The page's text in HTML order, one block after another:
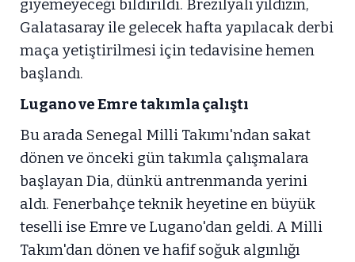
giyemeyeceği bildirildi. Brezilyalı yıldızın,
Galatasaray ile gelecek hafta yapılacak derbi
maça yetiştirilmesi için tedavisine hemen
başlandı.
Lugano ve Emre takımla çalıştı
Bu arada Senegal Milli Takımı'ndan sakat
dönen ve önceki gün takımla çalışmalara
başlayan Dia, dünkü antrenmanda yerini
aldı. Fenerbahçe teknik heyetine en büyük
teselli ise Emre ve Lugano'dan geldi. A Milli
Takım'dan dönen ve hafif soğuk algınlığı